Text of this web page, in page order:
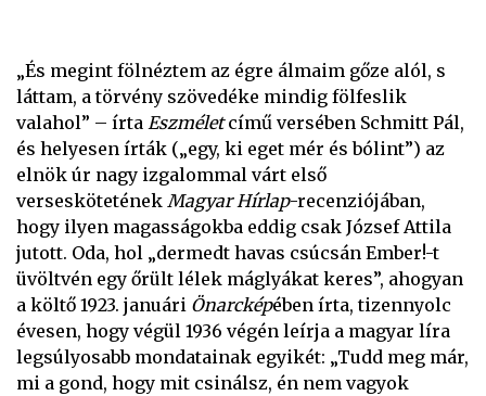
„És megint fölnéztem az égre álmaim gőze alól, s
láttam, a törvény szövedéke mindig fölfeslik
valahol” – írta Eszméletcímű versében Schmitt Pál,
és helyesen írták („egy, ki eget mér és bólint”) az
elnök úr nagy izgalommal várt első
verseskötetének Magyar Hírlap-recenziójában,
hogy ilyen magasságokba eddig csak József Attila
jutott. Oda, hol „dermedt havas csúcsán Ember!-t
üvöltvén egy őrült lélek máglyákat keres”, ahogyan
a költő 1923. januári Önarcképében írta, tizennyolc
évesen, hogy végül 1936 végén leírja a magyar líra
legsúlyosabb mondatainak egyikét: „Tudd meg már,
mi a gond, hogy mit csinálsz, én nem vagyok